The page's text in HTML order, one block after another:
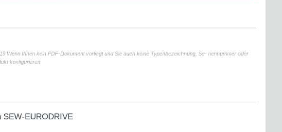
Wenn Ihnen kein PDF-Dokument vorliegt und Sie auch keine Typenbezeichnung, Se- riennummer oder
konfigurieren
EURODRIVE